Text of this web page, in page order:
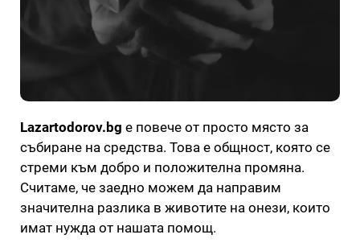
Lazartodorov.bg е повече от просто място за
събиране на средства. Това е общност, която се
стреми към добро и положителна промяна.
Считаме, че заедно можем да направим
значителна разлика в животите на онези, които
имат нужда от нашата помощ.